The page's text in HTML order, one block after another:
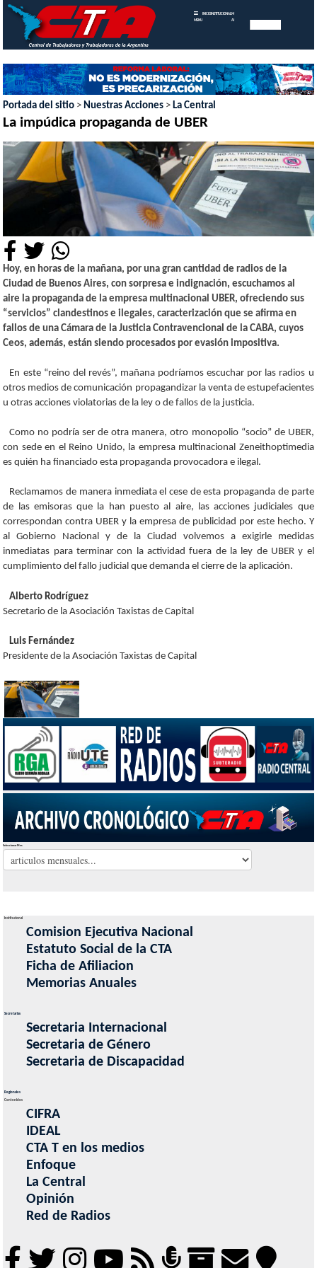
MENU
INICIOINSTITUCIONAL MEMORIAS
ANUALES
Portada del sitio > Nuestras Acciones > La Central
La impúdica propaganda de UBER
Hoy, en horas de la mañana, por una gran cantidad de radios de la
Ciudad de Buenos Aires, con sorpresa e indignación, escuchamos al
aire la propaganda de la empresa multinacional UBER, ofreciendo sus
“servicios” clandestinos e ilegales, caracterización que se afirma en
fallos de una Cámara de la Justicia Contravencional de la CABA, cuyos
Ceos, además, están siendo procesados por evasión impositiva.
En este “reino del revés”, mañana podríamos escuchar por las radios u
otros medios de comunicación propagandizar la venta de estupefacientes
u otras acciones violatorias de la ley o de fallos de la justicia.
Como no podría ser de otra manera, otro monopolio “socio” de UBER,
con sede en el Reino Unido, la empresa multinacional Zeneithoptimedia
es quién ha financiado esta propaganda provocadora e ilegal.
Reclamamos de manera inmediata el cese de esta propaganda de parte
de las emisoras que la han puesto al aire, las acciones judiciales que
correspondan contra UBER y la empresa de publicidad por este hecho. Y
al Gobierno Nacional y de la Ciudad volvemos a exigirle medidas
inmediatas para terminar con la actividad fuera de la ley de UBER y el
cumplimiento del fallo judicial que demanda el cierre de la aplicación.
Alberto Rodríguez
Secretario de la Asociación Taxistas de Capital
Luis Fernández
Presidente de la Asociación Taxistas de Capital
Seleccionar Mes
Institucional
Comision Ejecutiva Nacional
Estatuto Social de la CTA
Ficha de Afiliacion
Memorias Anuales
Secretarias
Secretaria Internacional
Secretaria de Género
Secretaria de Discapacidad
Regionales
Contenidos
CIFRA
IDEAL
CTA T en los medios
Enfoque
La Central
Opinión
Red de Radios